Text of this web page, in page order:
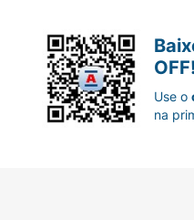
OFF!
Use o
na